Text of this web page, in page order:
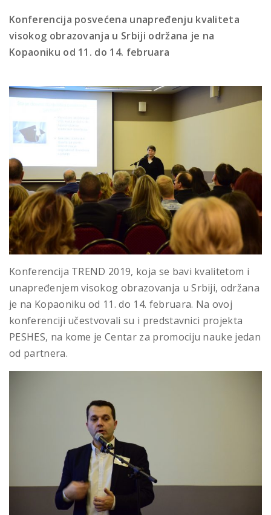
Konferencija posvećena unapređenju kvaliteta
visokog obrazovanja u Srbiji održana je na
Kopaoniku od 11. do 14. februara
Konferencija TREND 2019, koja se bavi kvalitetom i
unapređenjem visokog obrazovanja u Srbiji, održana
je na Kopaoniku od 11. do 14. februara. Na ovoj
konferenciji učestvovali su i predstavnici projekta
PESHES, na kome je Centar za promociju nauke jedan
od partnera.